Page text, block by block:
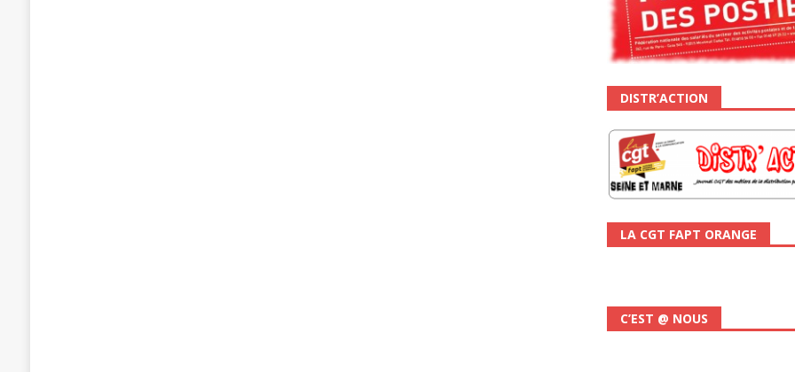
DISTR’ACTION
LA CGT FAPT ORANGE
C’EST @ NOUS